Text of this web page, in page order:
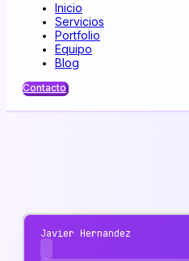
Inicio
Servicios
Portfolio
Equipo
Blog
Contacto
Javier Hernandez